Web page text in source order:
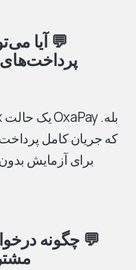
💬آیا
که جریان کامل
برای آزمایش
💬چگونه